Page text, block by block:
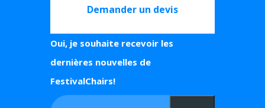
Demander un devis
Oui, je souhaite recevoir les
dernières nouvelles de
FestivalChairs!